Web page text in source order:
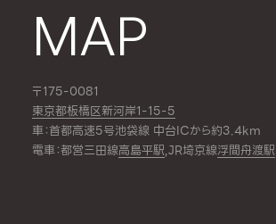
MAP
〒175-0081
東京都板橋区新河岸1-15-5
車：首都高速5号池袋線 中台ICから約3.4km
電車：都営三田線高島平駅,JR埼京線浮間舟渡駅